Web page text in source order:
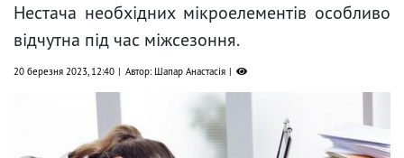
Нестача необхідних мікроелементів особливо
відчутна під час міжсезоння.
20 березня 2023, 12:40 Автор: Шапар Анастасія